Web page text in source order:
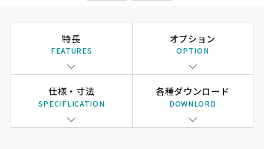
特長
FEATURES
オプション
OPTION
仕様・寸法
SPECIFLICATION
各種ダウンロード
DOWNLORD